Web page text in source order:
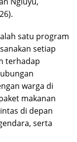
satu program
setiap
terhadap
warga di
makanan
di depan
serta